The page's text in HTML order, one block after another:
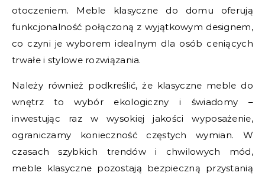
otoczeniem. Meble klasyczne do domu oferują
funkcjonalność połączoną z wyjątkowym designem,
co czyni je wyborem idealnym dla osób ceniących
trwałe i stylowe rozwiązania.
Należy również podkreślić, że klasyczne meble do
wnętrz to wybór ekologiczny i świadomy –
inwestując raz w wysokiej jakości wyposażenie,
ograniczamy konieczność częstych wymian. W
czasach szybkich trendów i chwilowych mód,
meble klasyczne pozostają bezpieczną przystanią